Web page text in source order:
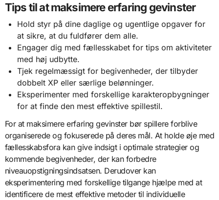
Tips til at maksimere erfaring gevinster
Hold styr på dine daglige og ugentlige opgaver for
at sikre, at du fuldfører dem alle.
Engager dig med fællesskabet for tips om aktiviteter
med høj udbytte.
Tjek regelmæssigt for begivenheder, der tilbyder
dobbelt XP eller særlige belønninger.
Eksperimenter med forskellige karakteropbygninger
for at finde den mest effektive spillestil.
For at maksimere erfaring gevinster bør spillere forblive
organiserede og fokuserede på deres mål. At holde øje med
fællesskabsfora kan give indsigt i optimale strategier og
kommende begivenheder, der kan forbedre
niveauopstigningsindsatsen. Derudover kan
eksperimentering med forskellige tilgange hjælpe med at
identificere de mest effektive metoder til individuelle